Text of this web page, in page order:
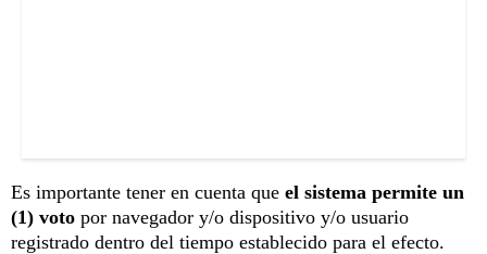
Es importante tener en cuenta que el sistema permite un
(1) voto por navegador y/o dispositivo y/o usuario
registrado dentro del tiempo establecido para el efecto.